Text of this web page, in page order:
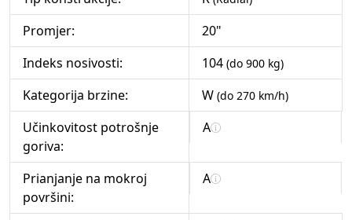
Promjer:
20"
Indeks nosivosti:
104 (do 900 kg)
Kategorija brzine: W (do 270 km/h)
Učinkovitost potrošnje
goriva:
A
Prianjanje na mokroj
površini:
A